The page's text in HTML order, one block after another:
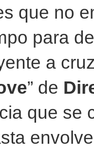
que no
para
a
” de
que se